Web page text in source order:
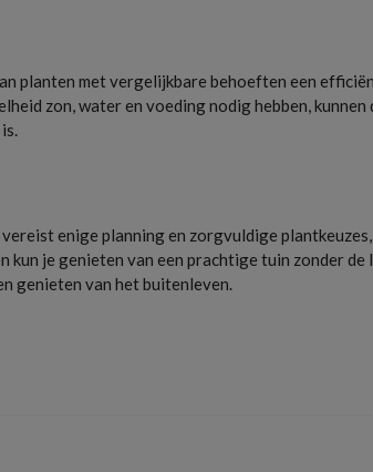
planten met vergelijkbare behoeften een
zon, water en voeding nodig hebben,
enige planning en zorgvuldige
kun je genieten van een prachtige tuin zonder
genieten van het buitenleven.